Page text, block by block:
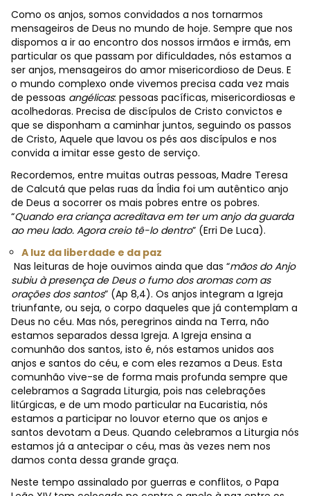
Como os anjos, somos convidados a nos tornarmos
mensageiros de Deus no mundo de hoje. Sempre que nos
dispomos a ir ao encontro dos nossos irmãos e irmãs, em
particular os que passam por dificuldades, nós estamos a
ser anjos, mensageiros do amor misericordioso de Deus. E
o mundo complexo onde vivemos precisa cada vez mais
de pessoas angélicas: pessoas pacíficas, misericordiosas e
acolhedoras. Precisa de discípulos de Cristo convictos e
que se disponham a caminhar juntos, seguindo os passos
de Cristo, Aquele que lavou os pés aos discípulos e nos
convida a imitar esse gesto de serviço.
Recordemos, entre muitas outras pessoas, Madre Teresa
de Calcutá que pelas ruas da Índia foi um autêntico anjo
de Deus a socorrer os mais pobres entre os pobres.
“Quando era criança acreditava em ter um anjo da guarda
ao meu lado. Agora creio tê-lo dentro” (Erri De Luca).
A luz da liberdade e da paz
Nas leituras de hoje ouvimos ainda que das “mãos do Anjo
subiu à presença de Deus o fumo dos aromas com as
orações dos santos” (Ap 8,4). Os anjos integram a Igreja
triunfante, ou seja, o corpo daqueles que já contemplam a
Deus no céu. Mas nós, peregrinos ainda na Terra, não
estamos separados dessa Igreja. A Igreja ensina a
comunhão dos santos, isto é, nós estamos unidos aos
anjos e santos do céu, e com eles rezamos a Deus. Esta
comunhão vive-se de forma mais profunda sempre que
celebramos a Sagrada Liturgia, pois nas celebrações
litúrgicas, e de um modo particular na Eucaristia, nós
estamos a participar no louvor eterno que os anjos e
santos devotam a Deus. Quando celebramos a Liturgia nós
estamos já a antecipar o céu, mas às vezes nem nos
damos conta dessa grande graça.
Neste tempo assinalado por guerras e conflitos, o Papa